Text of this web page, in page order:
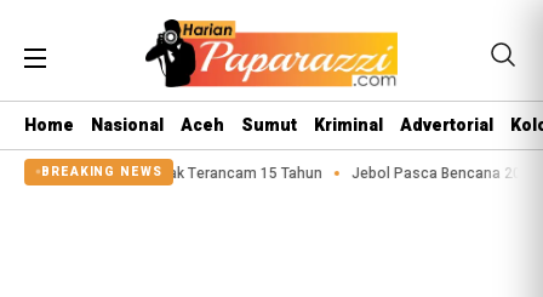
Home Nasional Aceh Sumut Kriminal Advertorial
BREAKING NEWS
Anak Terancam 15 Tahun Jebol Pasca Bencana 2025, Tanggul